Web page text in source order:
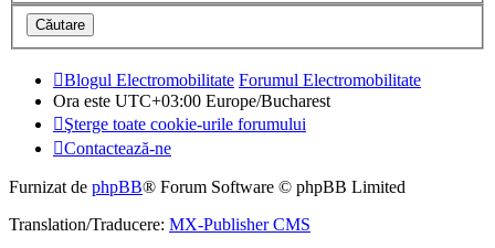
Blogul Electromobilitate Forumul Electromobilitate
Ora este UTC+03:00 Europe/Bucharest
Şterge toate cookie-urile forumului
Contactează-ne
Furnizat de phpBB® Forum Software © phpBB Limited
Translation/Traducere: MX-Publisher CMS